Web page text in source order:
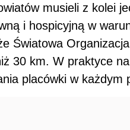
musieli z kolei
i hospicyjną w
Światowa
30 km. W praktyce
placówki w każdym